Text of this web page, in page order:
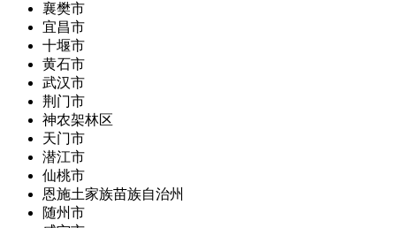
襄樊市
宜昌市
十堰市
黄石市
武汉市
荆门市
神农架林区
天门市
潜江市
仙桃市
恩施土家族苗族自治州
随州市